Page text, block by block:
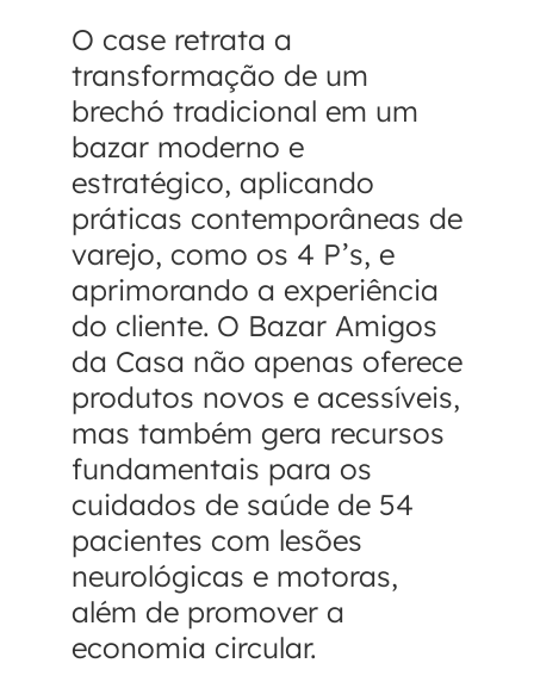
O case retrata a
transformação de um
brechó tradicional em um
bazar moderno e
estratégico, aplicando
práticas contemporâneas de
varejo, como os 4 P’s, e
aprimorando a experiência
do cliente. O Bazar Amigos
da Casa não apenas oferece
produtos novos e acessíveis,
mas também gera recursos
fundamentais para os
cuidados de saúde de 54
pacientes com lesões
neurológicas e motoras,
além de promover a
economia circular.